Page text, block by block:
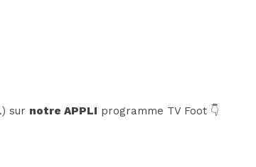
sur notre APPLI programme TV Foot 👇